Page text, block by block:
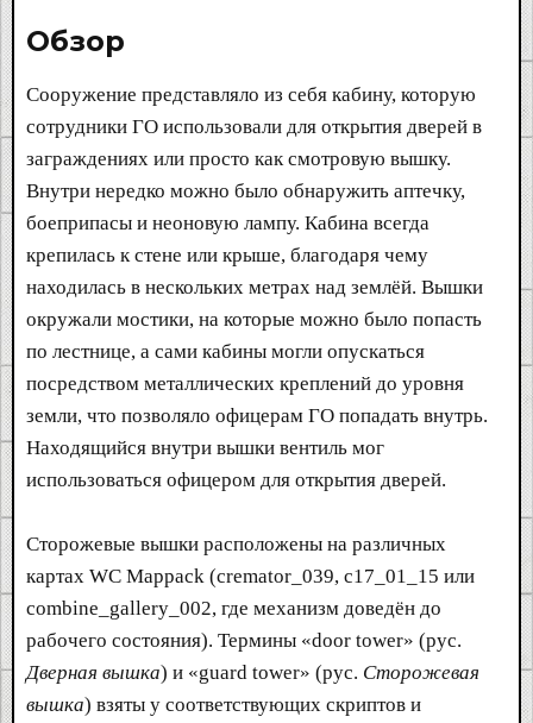
Обзор​
Сооружение представляло из себя кабину, которую
сотрудники ГО использовали для открытия дверей в
заграждениях или просто как смотровую вышку.
Внутри нередко можно было обнаружить аптечку,
боеприпасы и неоновую лампу. Кабина всегда
крепилась к стене или крыше, благодаря чему
находилась в нескольких метрах над землёй. Вышки
окружали мостики, на которые можно было попасть
по лестнице, а сами кабины могли опускаться
посредством металлических креплений до уровня
земли, что позволяло офицерам ГО попадать внутрь.
Находящийся внутри вышки вентиль мог
использоваться офицером для открытия дверей.
Сторожевые вышки расположены на различных
картах WC Mappack (cremator_039, c17_01_15 или
combine_gallery_002, где механизм доведён до
рабочего состояния). Термины «door tower» (рус.
Дверная вышка) и «guard tower» (рус. Сторожевая
вышка) взяты у соответствующих скриптов и